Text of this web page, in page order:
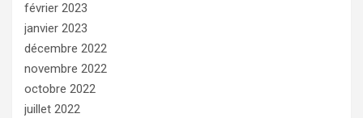
février 2023
janvier 2023
décembre 2022
novembre 2022
octobre 2022
juillet 2022